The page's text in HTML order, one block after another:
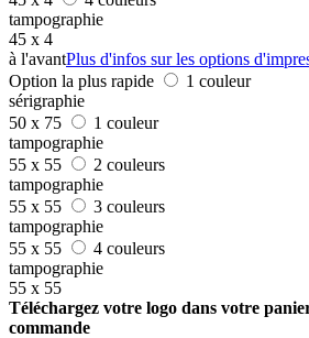
tampographie
45 x 4
à l'avantPlus d'infos sur les options
Option la plus rapide
1 couleur
sérigraphie
50 x 75
1 couleur
tampographie
55 x 55
2 couleurs
tampographie
55 x 55
3 couleurs
tampographie
55 x 55
4 couleurs
tampographie
55 x 55
Téléchargez votre logo dans votre
commande